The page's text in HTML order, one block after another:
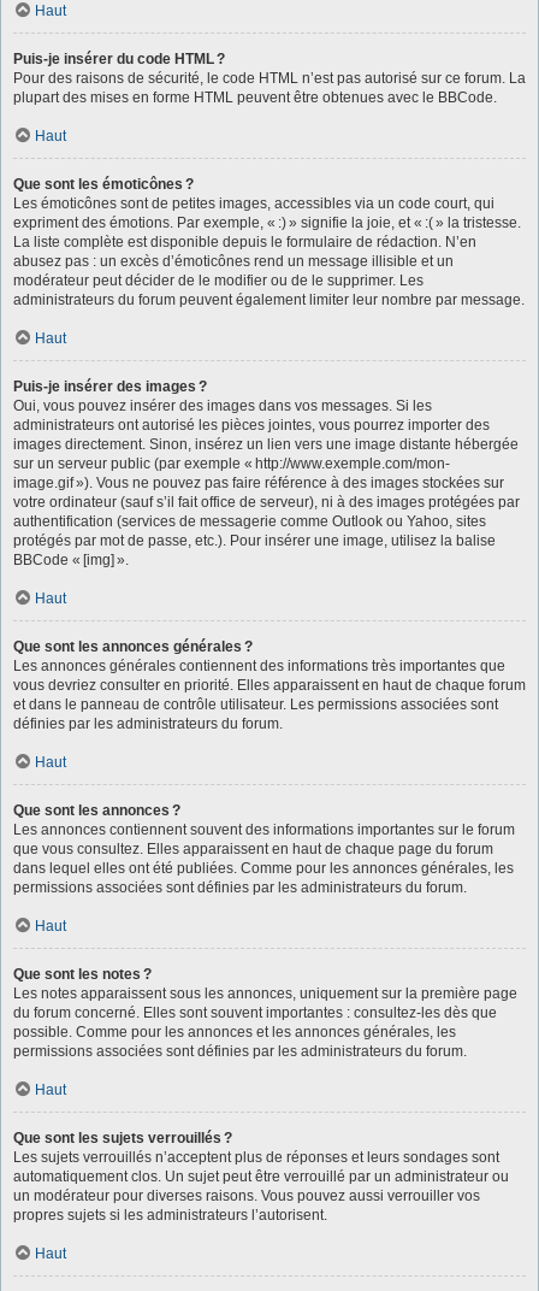
Haut
Puis-je insérer du code HTML ?
Pour des raisons de sécurité, le code HTML n’est pas autorisé sur ce forum. La
plupart des mises en forme HTML peuvent être obtenues avec le BBCode.
Haut
Que sont les émoticônes ?
Les émoticônes sont de petites images, accessibles via un code court, qui
expriment des émotions. Par exemple, « :) » signifie la joie, et « :( » la tristesse.
La liste complète est disponible depuis le formulaire de rédaction. N’en
abusez pas : un excès d’émoticônes rend un message illisible et un
modérateur peut décider de le modifier ou de le supprimer. Les
administrateurs du forum peuvent également limiter leur nombre par message.
Haut
Puis-je insérer des images ?
Oui, vous pouvez insérer des images dans vos messages. Si les
administrateurs ont autorisé les pièces jointes, vous pourrez importer des
images directement. Sinon, insérez un lien vers une image distante hébergée
sur un serveur public (par exemple « http://www.exemple.com/mon-
image.gif »). Vous ne pouvez pas faire référence à des images stockées sur
votre ordinateur (sauf s’il fait office de serveur), ni à des images protégées par
authentification (services de messagerie comme Outlook ou Yahoo, sites
protégés par mot de passe, etc.). Pour insérer une image, utilisez la balise
BBCode « [img] ».
Haut
Que sont les annonces générales ?
Les annonces générales contiennent des informations très importantes que
vous devriez consulter en priorité. Elles apparaissent en haut de chaque forum
et dans le panneau de contrôle utilisateur. Les permissions associées sont
définies par les administrateurs du forum.
Haut
Que sont les annonces ?
Les annonces contiennent souvent des informations importantes sur le forum
que vous consultez. Elles apparaissent en haut de chaque page du forum
dans lequel elles ont été publiées. Comme pour les annonces générales, les
permissions associées sont définies par les administrateurs du forum.
Haut
Que sont les notes ?
Les notes apparaissent sous les annonces, uniquement sur la première page
du forum concerné. Elles sont souvent importantes : consultez-les dès que
possible. Comme pour les annonces et les annonces générales, les
permissions associées sont définies par les administrateurs du forum.
Haut
Que sont les sujets verrouillés ?
Les sujets verrouillés n’acceptent plus de réponses et leurs sondages sont
automatiquement clos. Un sujet peut être verrouillé par un administrateur ou
un modérateur pour diverses raisons. Vous pouvez aussi verrouiller vos
propres sujets si les administrateurs l’autorisent.
Haut